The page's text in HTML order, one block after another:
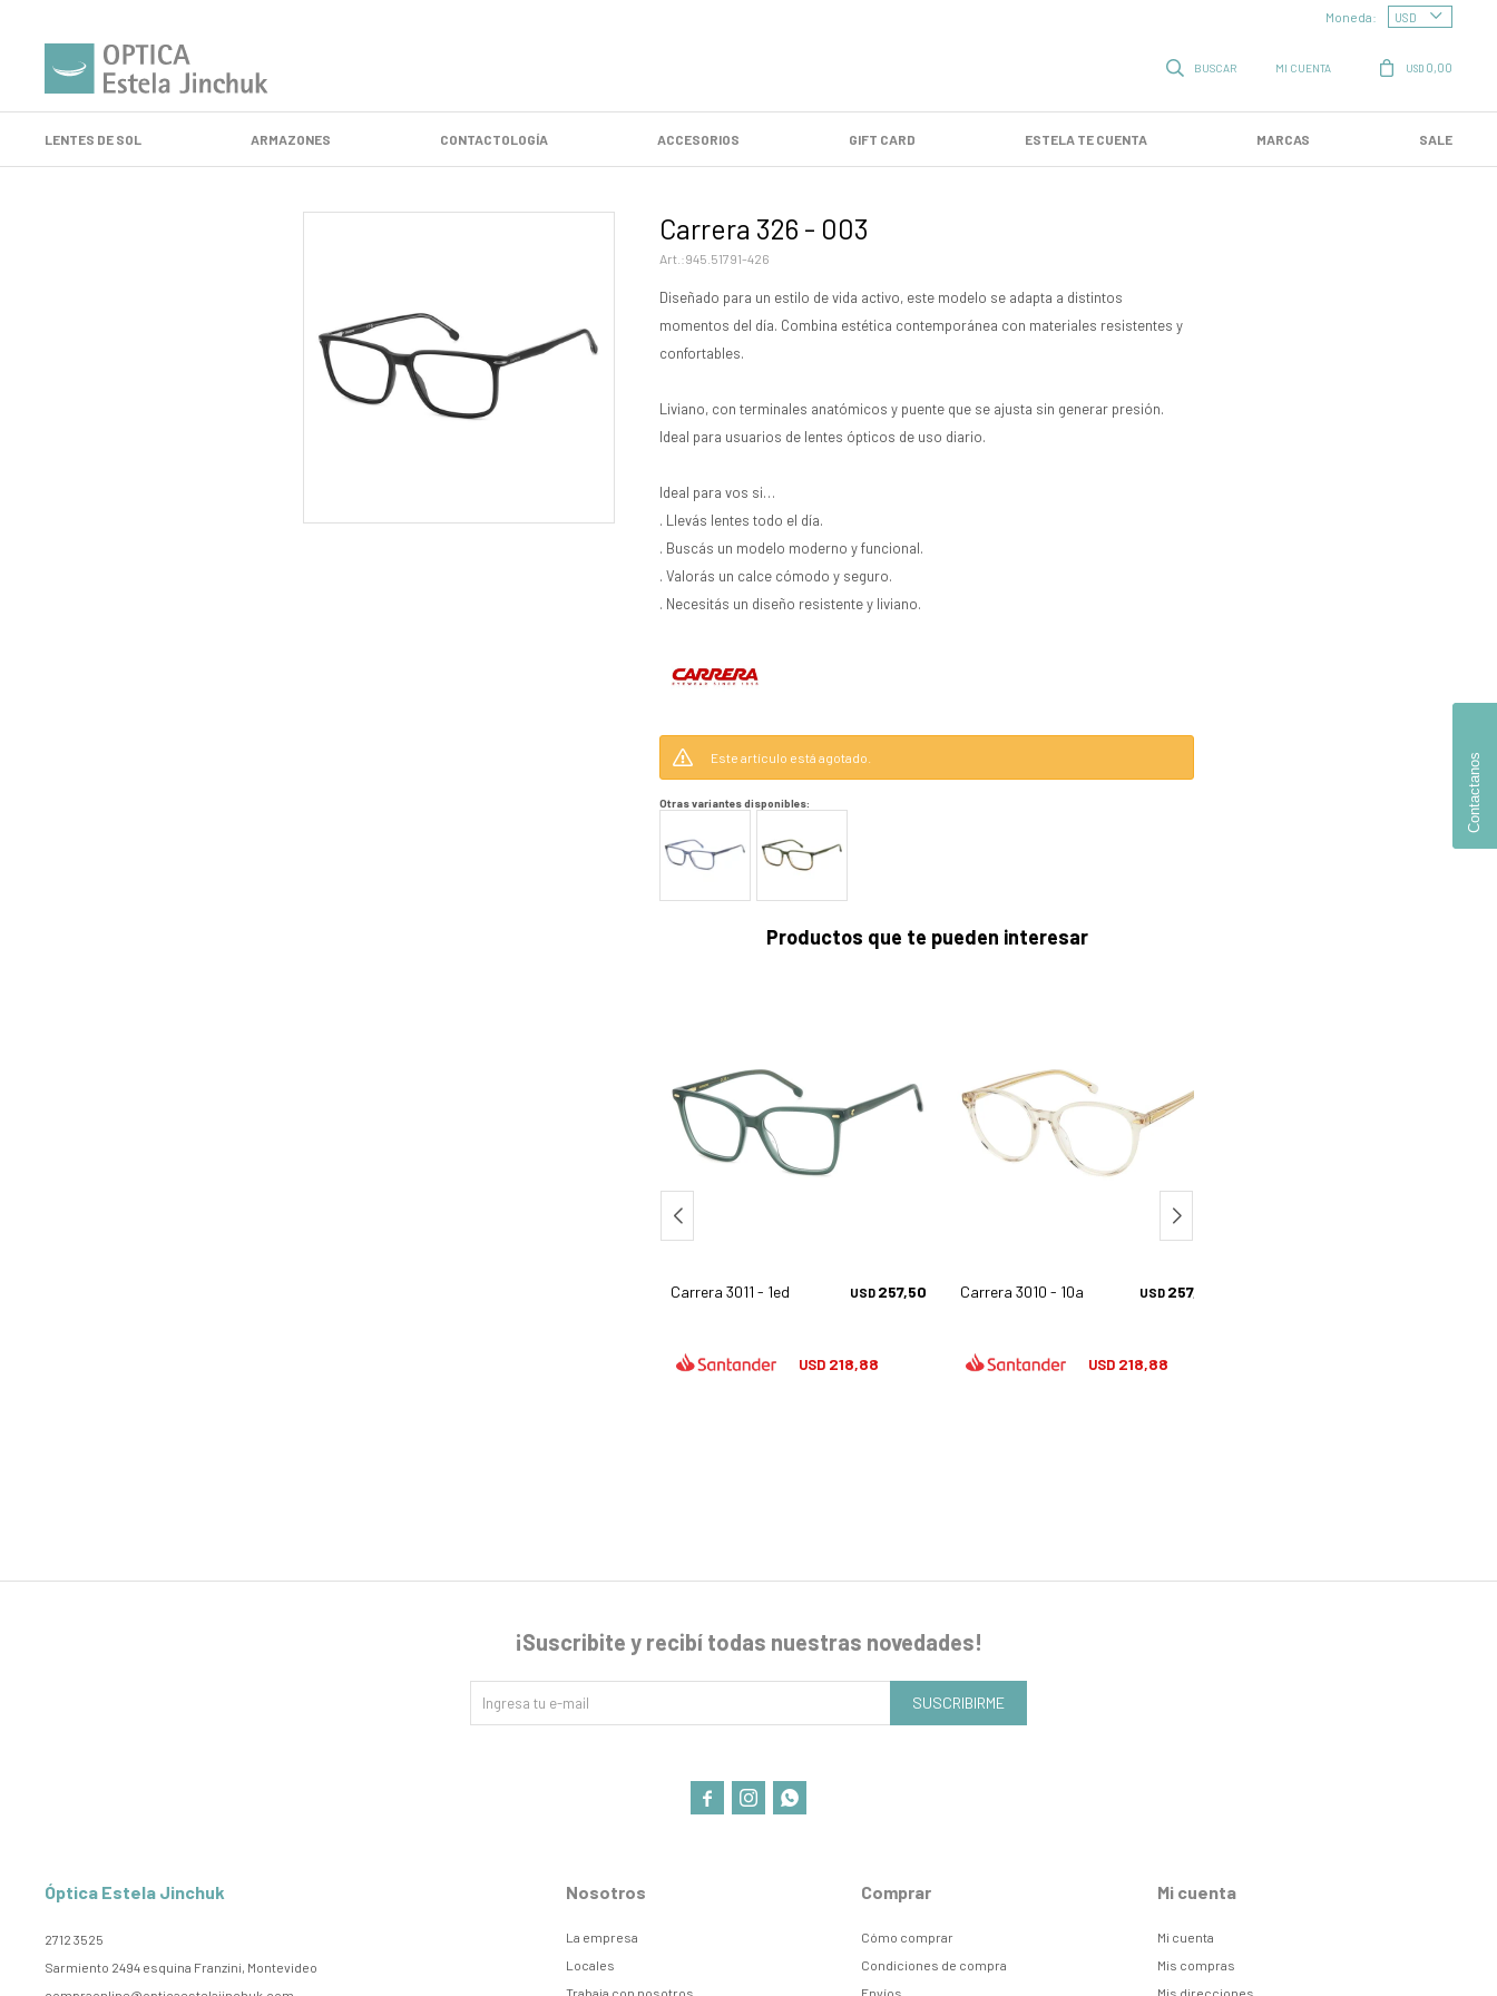
LENTES DE SOL ARMAZONES CONTACTOLOGÍA ACCESORIOS GIFT CARD ESTELA TE CUENTA MARCAS SALE
USD 0,00
Moneda:
Carrera 326 - 003
945.51791-426
Diseñado para un estilo de vida activo, este modelo se adapta a distintos
momentos del día. Combina estética contemporánea con materiales resistentes y
confortables.
Liviano, con terminales anatómicos y puente que se ajusta sin generar presión.
Ideal para usuarios de lentes ópticos de uso diario.
Ideal para vos si…
. Llevás lentes todo el día.
. Buscás un modelo moderno y funcional.
. Valorás un calce cómodo y seguro.
. Necesitás un diseño resistente y liviano.
Este artículo está agotado.
Otras variantes disponibles:
Productos que te pueden interesar
Carrera 3011 - 1ed USD 257,50
USD 218,88
Carrera 3010 - 10a USD 257,50
USD 218,88
Óptica Estela Jinchuk
2712 3525
Sarmiento 2494 esquina Franzini, Montevideo
Nosotros
La empresa
Locales
Trabaja con nosotros
Comprar
Cómo comprar
Condiciones de compra
Envíos
Mi cuenta
Mi cuenta
Mis compras
Mis direcciones
¡Suscribite y recibí todas nuestras novedades!
SUSCRIBIRME
  
Contactanos